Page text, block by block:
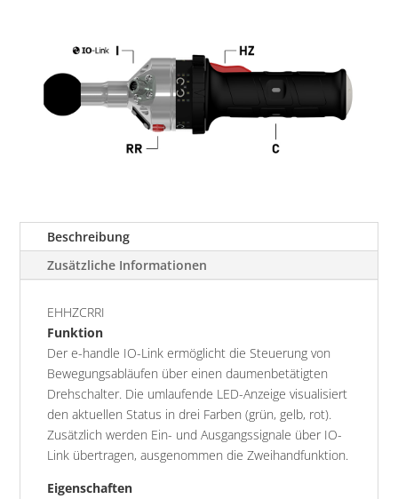
Beschreibung
Zusätzliche Informationen
EHHZCRRI
Funktion
Der e-handle IO-Link ermöglicht die Steuerung von
Bewegungsabläufen über einen daumenbetätigten
Drehschalter. Die umlaufende LED-Anzeige visualisiert
den aktuellen Status in drei Farben (grün, gelb, rot).
Zusätzlich werden Ein- und Ausgangssignale über IO-
Link übertragen, ausgenommen die Zweihandfunktion.
Eigenschaften